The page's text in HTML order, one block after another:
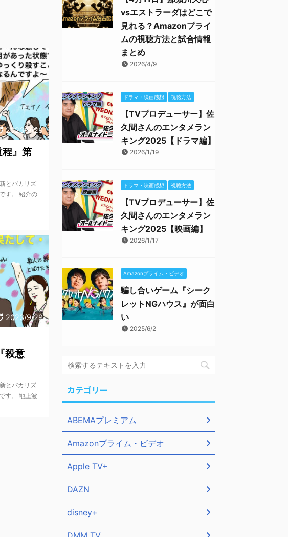
2023/9/29
程』第
とバカリズ
す。 紹介の
2023/9/29
殺意
とバカリズ
す。 地上波
vsエストラーダはどこで
見れる？Amazonプライ
ムの視聴方法と試合情報
まとめ
2026/4/9
ドラマ・映画感想 視聴方法
【TVプロデューサー】佐
久間さんのエンタメラン
キング2025【ドラマ編】
2026/1/19
ドラマ・映画感想 視聴方法
【TVプロデューサー】佐
久間さんのエンタメラン
キング2025【映画編】
2026/1/17
Amazonプライム・ビデオ
騙し合いゲーム『シーク
レットNGハウス』が面白
い
2025/6/2
カテゴリー
ABEMAプレミアム
Amazonプライム・ビデオ
Apple TV+
DAZN
disney+